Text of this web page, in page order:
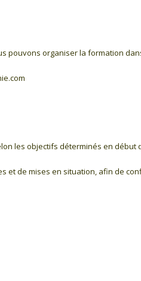
pouvons organiser la formation
les objectifs déterminés en début
et de mises en situation, afin de